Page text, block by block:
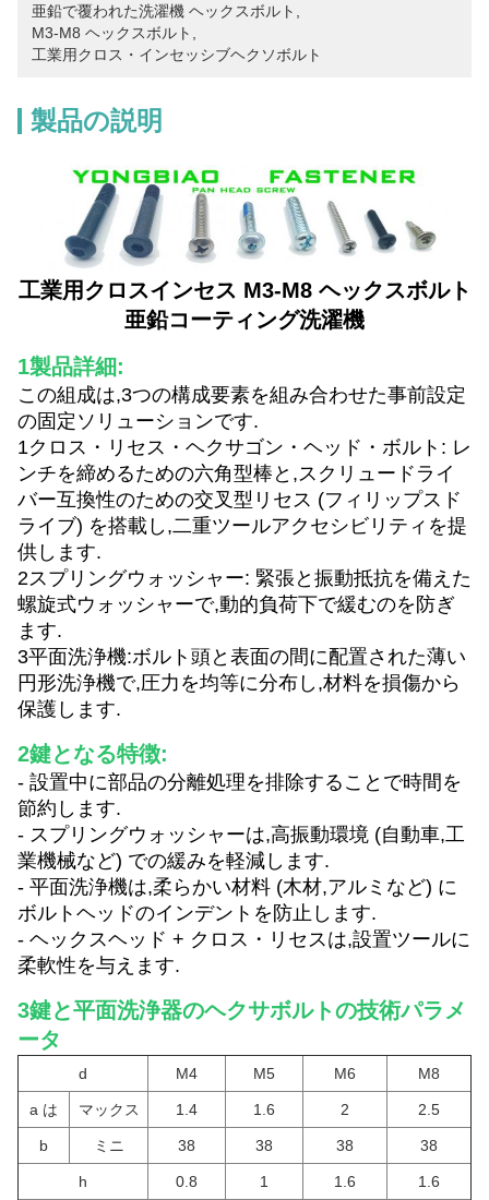
亜鉛で覆われた洗濯機 ヘックスボルト
M3-M8 ヘックスボルト
工業用クロス・インセッシブヘクソボルト
製品の説明
工業用クロスインセス M3-M8 ヘックスボルト
亜鉛コーティング洗濯機
1製品詳細:
この組成は,3つの構成要素を組み合わせた事前設定
の固定ソリューションです.
1クロス・リセス・ヘクサゴン・ヘッド・ボルト: レ
ンチを締めるための六角型棒と,スクリュードライ
バー互換性のための交叉型リセス (フィリップスド
ライブ) を搭載し,二重ツールアクセシビリティを提
供します.
2スプリングウォッシャー: 緊張と振動抵抗を備えた
螺旋式ウォッシャーで,動的負荷下で緩むのを防ぎ
ます.
3平面洗浄機:ボルト頭と表面の間に配置された薄い
円形洗浄機で,圧力を均等に分布し,材料を損傷から
保護します.
2鍵となる特徴:
- 設置中に部品の分離処理を排除することで時間を
節約します.
- スプリングウォッシャーは,高振動環境 (自動車,工
業機械など) での緩みを軽減します.
- 平面洗浄機は,柔らかい材料 (木材,アルミなど) に
ボルトヘッドのインデントを防止します.
- ヘックスヘッド + クロス・リセスは,設置ツールに
柔軟性を与えます.
3鍵と平面洗浄器のヘクサボルトの技術パラメ
ータ
d M4 M5 M6 M8
a は マックス 1.4 1.6 2 2.5
b ミニ 38 38 38 38
h 0.8 1 1.6 1.6